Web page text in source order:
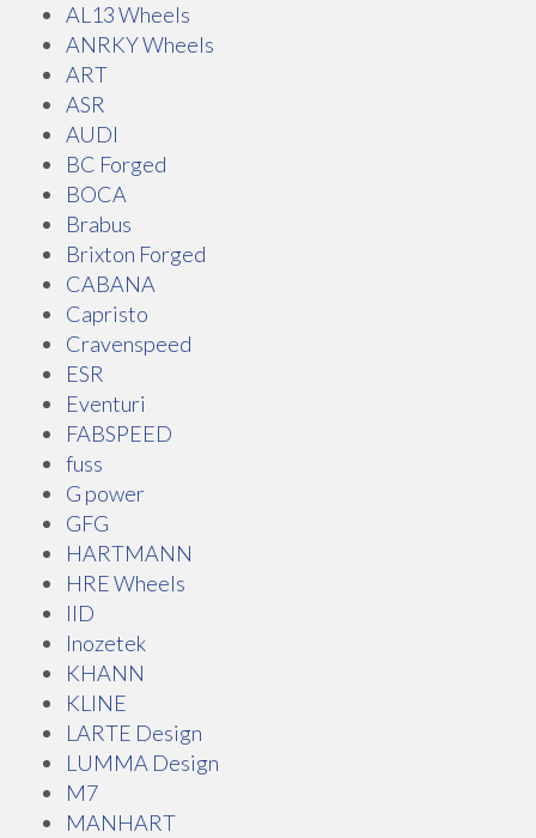
AL13 Wheels
ANRKY Wheels
ART
ASR
AUDI
BC Forged
BOCA
Brabus
Brixton Forged
CABANA
Capristo
Cravenspeed
ESR
Eventuri
FABSPEED
fuss
G power
GFG
HARTMANN
HRE Wheels
IID
Inozetek
KHANN
KLINE
LARTE Design
LUMMA Design
M7
MANHART